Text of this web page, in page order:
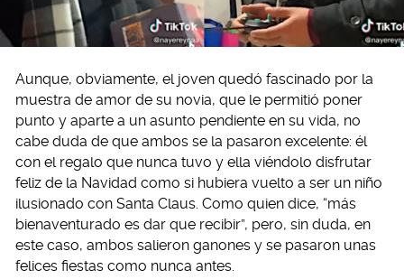
Aunque, obviamente, el joven quedó fascinado por la
muestra de amor de su novia, que le permitió poner
punto y aparte a un asunto pendiente en su vida, no
cabe duda de que ambos se la pasaron excelente: él
con el regalo que nunca tuvo y ella viéndolo disfrutar
feliz de la Navidad como si hubiera vuelto a ser un niño
ilusionado con Santa Claus. Como quien dice, “más
bienaventurado es dar que recibir”, pero, sin duda, en
este caso, ambos salieron ganones y se pasaron unas
felices fiestas como nunca antes.